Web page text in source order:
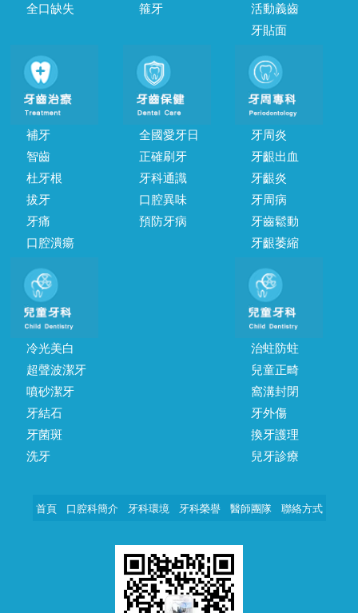
全口缺失
箍牙
活動義齒
牙貼面
補牙
智齒
杜牙根
拔牙
牙痛
口腔潰瘍
全國愛牙日
正確刷牙
牙科通識
口腔異味
預防牙病
牙周炎
牙齦出血
牙齦炎
牙周病
牙齒鬆動
牙齦萎縮
冷光美白
超聲波潔牙
噴砂潔牙
牙結石
牙菌斑
洗牙
治蛀防蛀
兒童正畸
窩溝封閉
牙外傷
換牙護理
兒牙診療
首頁 口腔科簡介 牙科環境 牙科榮譽 醫師團隊 聯絡方式